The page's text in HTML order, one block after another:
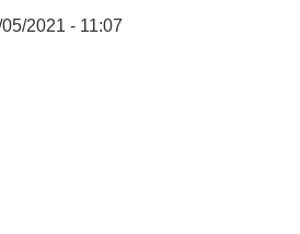
2021 - 11:07